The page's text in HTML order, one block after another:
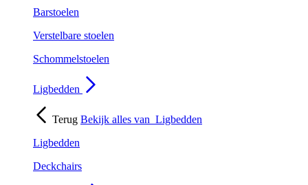
Barstoelen
Verstelbare stoelen
Schommelstoelen
Ligbedden
Terug Bekijk alles van Ligbedden
Ligbedden
Deckchairs